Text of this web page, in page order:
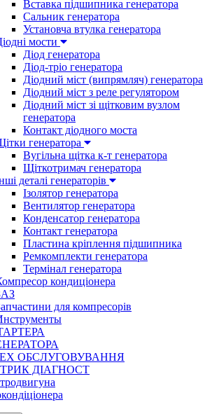
Вставка підшипника генератора
Сальник генератора
Установча втулка генератора
мости
Діод генератора
Діод-тріо генератора
Діодний міст (випрямляч) генератора
Діодний міст з реле регулятором
Діодний міст зі щітковим вузлом
генератора
Контакт діодного моста
генератора
Вугільна щітка к-т генератора
Щіткотримач генератора
деталі генераторів
Ізолятор генератора
Вентилятор генератора
Конденсатор генератора
Контакт генератора
Пластина кріплення підшипника
Ремкомплекти генератора
Термінал генератора
кондиціонера
для компресорів
ОБСЛУГОВУВАННЯ
ДІАГНОСТ